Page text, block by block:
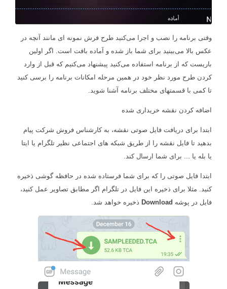
وقتی برنامه را نصب و اجرا می‌کنید طرح فرش نمونه ای مانند آنچه در
عکس بالا می‌بینید برای شما باز شده و آماده بافت است. اگر اولین
باریست که از برنامه استفاده می‌کنید پیشنهاد می‌کنیم که قبل از وارد
کردن طرح مورد نظر خود در همین مرحله امکانات برنامه را برسی کنید
تا کمی با قسمتهای مختلف برنامه آشنا شوید.
اضافه کردن نقشه خریداری شده
ابتدا برای دریافت فایل صوتی نقشه، به کارشناس فروش شرکت پیام
بدهید تا فایل نقشه را از طریق شبکه های اجتماعی نظیر تلگرام یا ایتا
یا بله یا ... برای شما ارسال کند.
ابتدا فایل صوتی را که برای شما فرستاده شده در حافظه گوشی ذخیره
کنید. مثلا برای ذخیره این فایل در تلگرام اگر مطابق تصاویر عمل کنید،
فایل در پوشه Download ذخیره خواهد شد.